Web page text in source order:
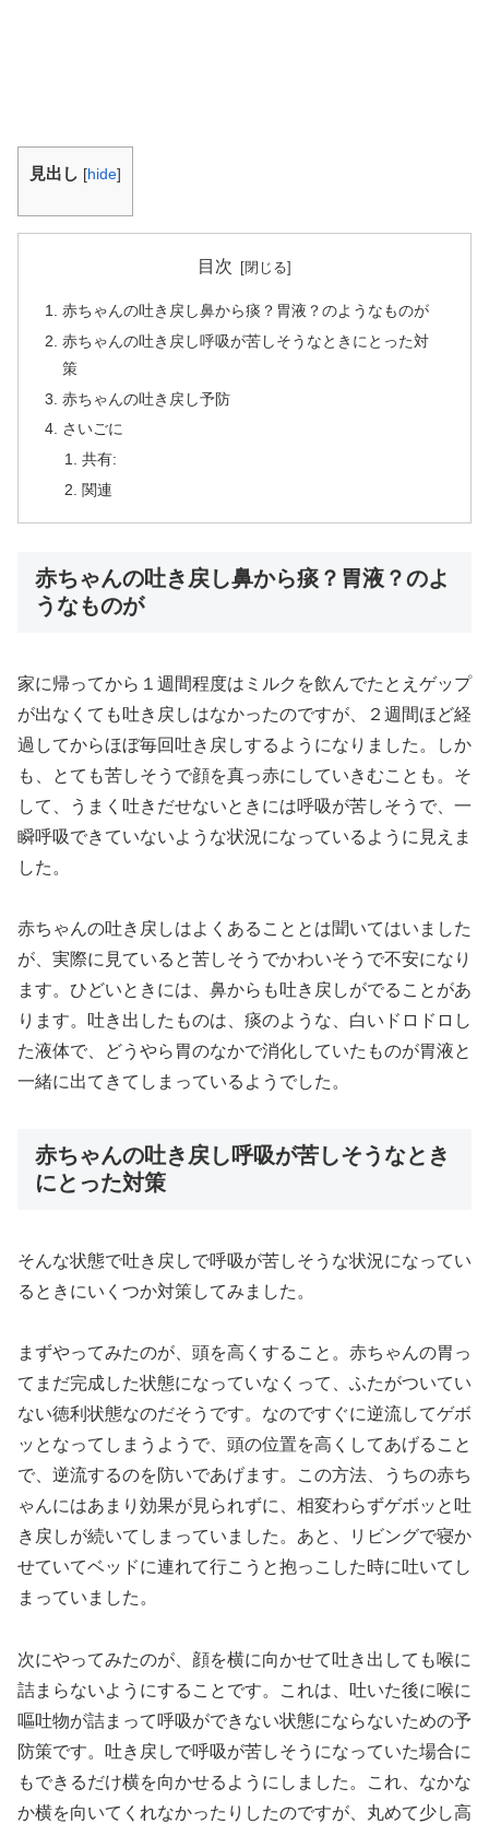
見出し [hide]
目次
赤ちゃんの吐き戻し鼻から痰？胃液？のようなものが
赤ちゃんの吐き戻し呼吸が苦しそうなときにとった対
策
赤ちゃんの吐き戻し予防
さいごに
共有:
関連
赤ちゃんの吐き戻し鼻から痰？胃液？のよ
うなものが
家に帰ってから１週間程度はミルクを飲んでたとえゲップ
が出なくても吐き戻しはなかったのですが、２週間ほど経
過してからほぼ毎回吐き戻しするようになりました。しか
も、とても苦しそうで顔を真っ赤にしていきむことも。そ
して、うまく吐きだせないときには呼吸が苦しそうで、一
瞬呼吸できていないような状況になっているように見えま
した。
赤ちゃんの吐き戻しはよくあることとは聞いてはいました
が、実際に見ていると苦しそうでかわいそうで不安になり
ます。ひどいときには、鼻からも吐き戻しがでることがあ
ります。吐き出したものは、痰のような、白いドロドロし
た液体で、どうやら胃のなかで消化していたものが胃液と
一緒に出てきてしまっているようでした。
赤ちゃんの吐き戻し呼吸が苦しそうなとき
にとった対策
そんな状態で吐き戻しで呼吸が苦しそうな状況になってい
るときにいくつか対策してみました。
まずやってみたのが、頭を高くすること。赤ちゃんの胃っ
てまだ完成した状態になっていなくって、ふたがついてい
ない徳利状態なのだそうです。なのですぐに逆流してゲボ
ッとなってしまうようで、頭の位置を高くしてあげること
で、逆流するのを防いであげます。この方法、うちの赤ち
ゃんにはあまり効果が見られずに、相変わらずゲボッと吐
き戻しが続いてしまっていました。あと、リビングで寝か
せていてベッドに連れて行こうと抱っこした時に吐いてし
まっていました。
次にやってみたのが、顔を横に向かせて吐き出しても喉に
詰まらないようにすることです。これは、吐いた後に喉に
嘔吐物が詰まって呼吸ができない状態にならないための予
防策です。吐き戻しで呼吸が苦しそうになっていた場合に
もできるだけ横を向かせるようにしました。これ、なかな
か横を向いてくれなかったりしたのですが、丸めて少し高